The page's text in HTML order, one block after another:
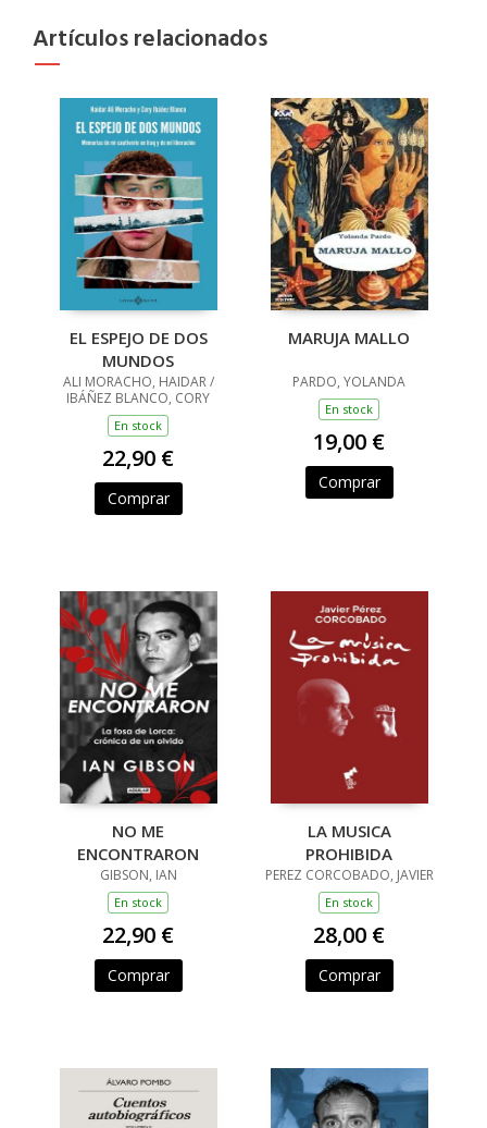
Artículos relacionados
EL ESPEJO DE DOS
MUNDOS
ALI MORACHO, HAIDAR /
IBÁÑEZ BLANCO, CORY
En stock
22,90 €
Comprar
MARUJA MALLO
PARDO, YOLANDA
En stock
19,00 €
Comprar
NO ME
ENCONTRARON
GIBSON, IAN
En stock
22,90 €
Comprar
LA MUSICA
PROHIBIDA
PEREZ CORCOBADO, JAVIER
En stock
28,00 €
Comprar